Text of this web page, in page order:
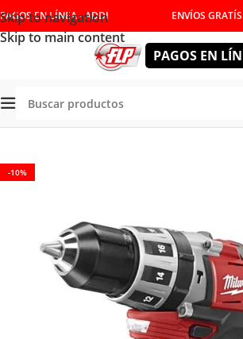
Skip to navigation
Skip to main content
PAGOS EN LÍNEA - ADDI ENVÍOS
PAGOS EN
HERRAMIENTAS INALÁMBRICAS
-10%